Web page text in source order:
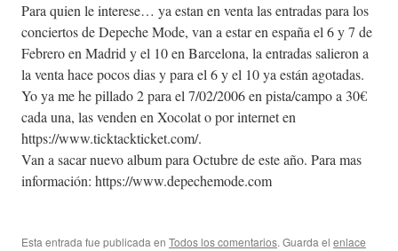
Para quien le interese… ya estan en venta las entradas para los
conciertos de Depeche Mode, van a estar en españa el 6 y 7 de
Febrero en Madrid y el 10 en Barcelona, la entradas salieron a
la venta hace pocos dias y para el 6 y el 10 ya están agotadas.
Yo ya me he pillado 2 para el 7/02/2006 en pista/campo a 30€
cada una, las venden en Xocolat o por internet en
https://www.ticktackticket.com/.
Van a sacar nuevo album para Octubre de este año. Para mas
información: https://www.depechemode.com
Esta entrada fue publicada en Todos los comentarios. Guarda el enlace